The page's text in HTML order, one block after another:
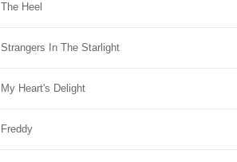
The Heel
Strangers In The Starlight
My Heart's Delight
Freddy